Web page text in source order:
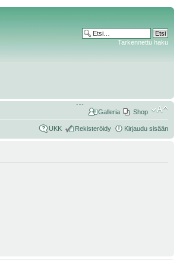
Tarkennettu haku
Shop
Galleria
UKK Rekisteröidy Kirjaudu sisään